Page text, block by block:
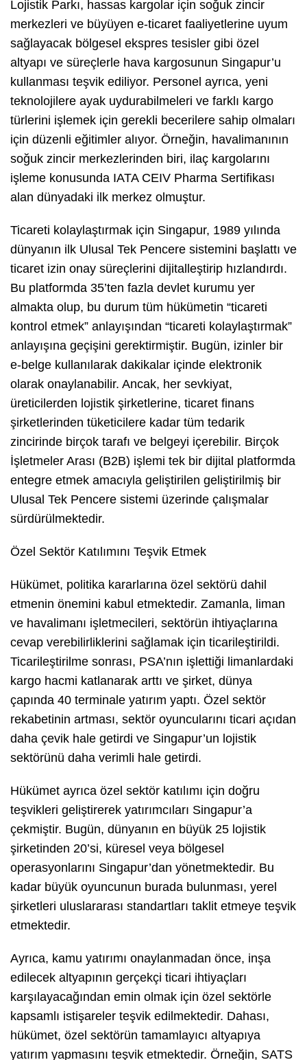
Lojistik Parkı, hassas kargolar için soğuk zincir
merkezleri ve büyüyen e-ticaret faaliyetlerine uyum
sağlayacak bölgesel ekspres tesisler gibi özel
altyapı ve süreçlerle hava kargosunun Singapur’u
kullanması teşvik ediliyor. Personel ayrıca, yeni
teknolojilere ayak uydurabilmeleri ve farklı kargo
türlerini işlemek için gerekli becerilere sahip olmaları
için düzenli eğitimler alıyor. Örneğin, havalimanının
soğuk zincir merkezlerinden biri, ilaç kargolarını
işleme konusunda IATA CEIV Pharma Sertifikası
alan dünyadaki ilk merkez olmuştur.
Ticareti kolaylaştırmak için Singapur, 1989 yılında
dünyanın ilk Ulusal Tek Pencere sistemini başlattı ve
ticaret izin onay süreçlerini dijitalleştirip hızlandırdı.
Bu platformda 35’ten fazla devlet kurumu yer
almakta olup, bu durum tüm hükümetin “ticareti
kontrol etmek” anlayışından “ticareti kolaylaştırmak”
anlayışına geçişini gerektirmiştir. Bugün, izinler bir
e-belge kullanılarak dakikalar içinde elektronik
olarak onaylanabilir. Ancak, her sevkiyat,
üreticilerden lojistik şirketlerine, ticaret finans
şirketlerinden tüketicilere kadar tüm tedarik
zincirinde birçok tarafı ve belgeyi içerebilir. Birçok
İşletmeler Arası (B2B) işlemi tek bir dijital platformda
entegre etmek amacıyla geliştirilen geliştirilmiş bir
Ulusal Tek Pencere sistemi üzerinde çalışmalar
sürdürülmektedir.
Özel Sektör Katılımını Teşvik Etmek
Hükümet, politika kararlarına özel sektörü dahil
etmenin önemini kabul etmektedir. Zamanla, liman
ve havalimanı işletmecileri, sektörün ihtiyaçlarına
cevap verebilirliklerini sağlamak için ticarileştirildi.
Ticarileştirilme sonrası, PSA’nın işlettiği limanlardaki
kargo hacmi katlanarak arttı ve şirket, dünya
çapında 40 terminale yatırım yaptı. Özel sektör
rekabetinin artması, sektör oyuncularını ticari açıdan
daha çevik hale getirdi ve Singapur’un lojistik
sektörünü daha verimli hale getirdi.
Hükümet ayrıca özel sektör katılımı için doğru
teşvikleri geliştirerek yatırımcıları Singapur’a
çekmiştir. Bugün, dünyanın en büyük 25 lojistik
şirketinden 20’si, küresel veya bölgesel
operasyonlarını Singapur’dan yönetmektedir. Bu
kadar büyük oyuncunun burada bulunması, yerel
şirketleri uluslararası standartları taklit etmeye teşvik
etmektedir.
Ayrıca, kamu yatırımı onaylanmadan önce, inşa
edilecek altyapının gerçekçi ticari ihtiyaçları
karşılayacağından emin olmak için özel sektörle
kapsamlı istişareler teşvik edilmektedir. Dahası,
hükümet, özel sektörün tamamlayıcı altyapıya
yatırım yapmasını teşvik etmektedir. Örneğin, SATS